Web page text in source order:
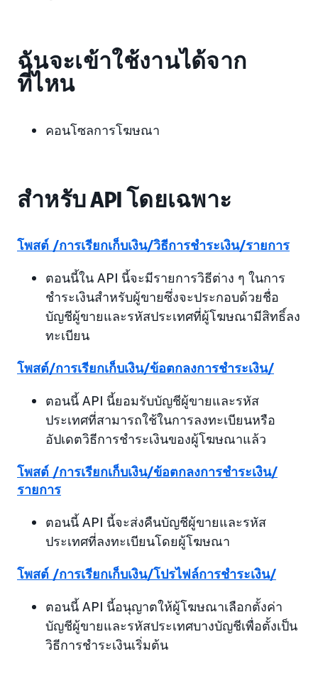
ฉันจะเข้าใช้งานได้จาก
ที่ไหน
คอนโซลการโฆษณา
สำหรับ API โดยเฉพาะ
โพสต์ /การเรียกเก็บเงิน/วิธีการชำระเงิน/รายการ
ตอนนี้ใน API นี้จะมีรายการวิธีต่าง ๆ ในการ
ชำระเงินสำหรับผู้ขายซึ่งจะประกอบด้วยชื่อ
บัญชีผู้ขายและรหัสประเทศที่ผู้โฆษณามีสิทธิ์ลง
ทะเบียน
โพสต์/การเรียกเก็บเงิน/ข้อตกลงการชำระเงิน/
ตอนนี้ API นี้ยอมรับบัญชีผู้ขายและรหัส
ประเทศที่สามารถใช้ในการลงทะเบียนหรือ
อัปเดตวิธีการชำระเงินของผู้โฆษณาแล้ว
โพสต์ /การเรียกเก็บเงิน/ข้อตกลงการชำระเงิน/
รายการ
ตอนนี้ API นี้จะส่งคืนบัญชีผู้ขายและรหัส
ประเทศที่ลงทะเบียนโดยผู้โฆษณา
โพสต์ /การเรียกเก็บเงิน/โปรไฟล์การชำระเงิน/
ตอนนี้ API นี้อนุญาตให้ผู้โฆษณาเลือกตั้งค่า
บัญชีผู้ขายและรหัสประเทศบางบัญชีเพื่อตั้งเป็น
วิธีการชำระเงินเริ่มต้น